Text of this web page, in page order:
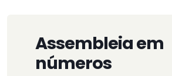
Assembleia em
números